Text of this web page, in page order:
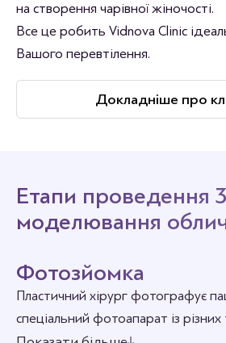
на створення чарівної жіночості.
Все це робить Vidnova Clinic
Вашого перевтілення.
Докладніше про
Етапи проведення
моделювання
Фотозйомка
Пластичний хірург фотографує
спеціальний фотоапарат із